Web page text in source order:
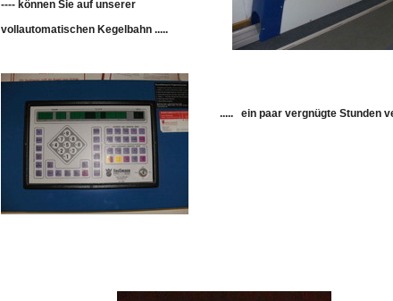
---- können Sie auf unserer
vollautomatischen Kegelbahn .....
..... ein paar vergnügte Stunden